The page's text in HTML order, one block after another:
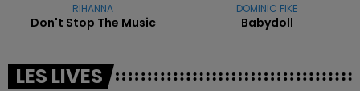
RIHANNA
Don't Stop The Music
DOMINIC FIKE
Babydoll
LES LIVES